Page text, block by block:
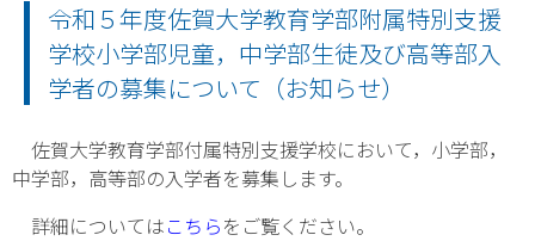
令和５年度佐賀大学教育学部附属特別支援
学校小学部児童，中学部生徒及び高等部入
学者の募集について（お知らせ）
佐賀大学教育学部付属特別支援学校において，小学部，
中学部，高等部の入学者を募集します。
詳細についてはこちらをご覧ください。